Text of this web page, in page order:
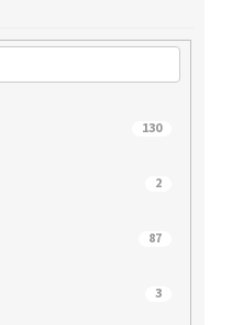
130
2
87
3